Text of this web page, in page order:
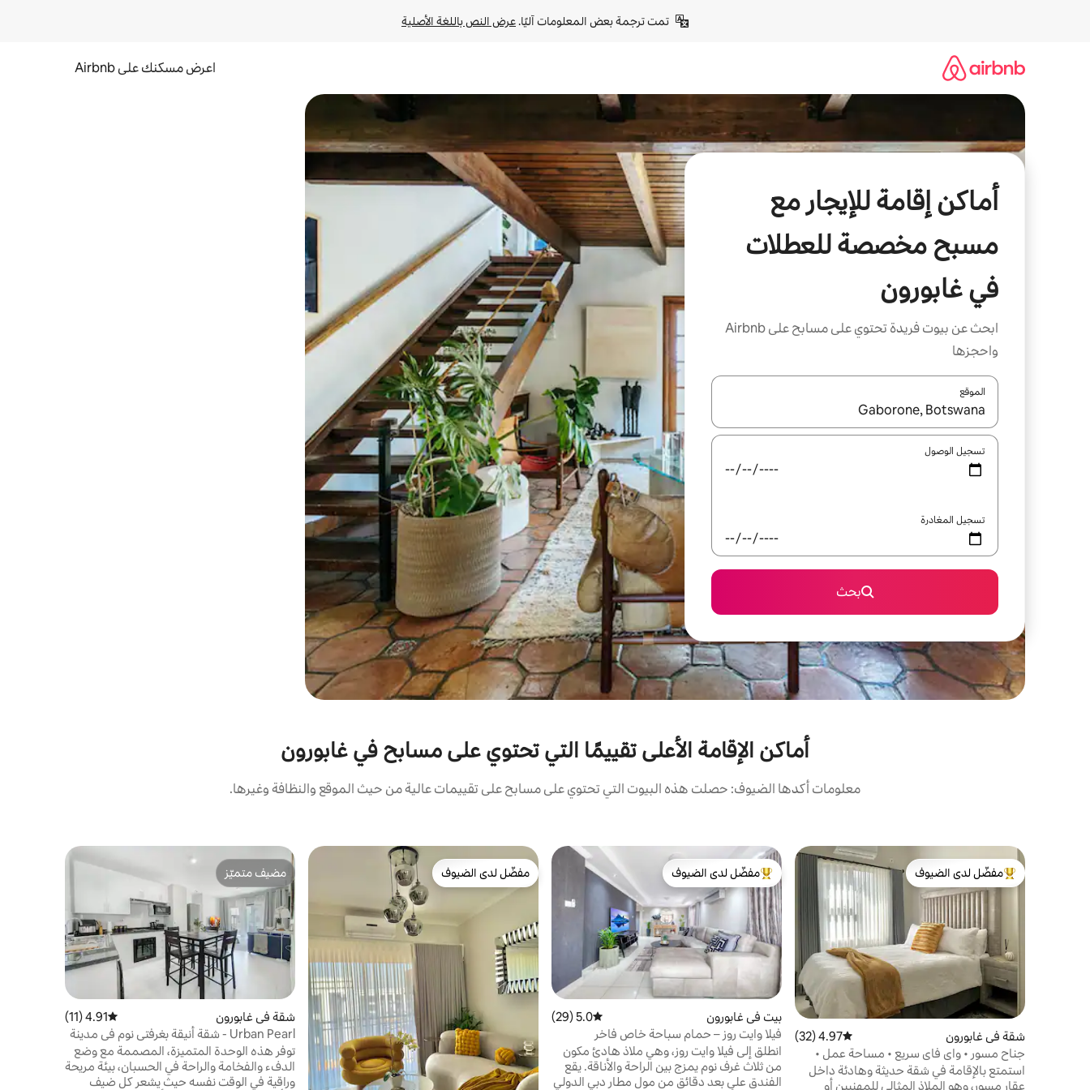
تمت ترجمة بعض المعلومات آليًا. عرض النص باللغة الأصلية
اعرض مسكنك على Airbnb
أماكن إقامة للإيجار مع
مسبح مخصصة للعطلات
في غابورون
ابحث عن بيوت فريدة تحتوي على مسابح على Airbnb
واحجزها
الموقع
عند توفر النتائج، انتقل باستخدام السهمين لأعلى ولأسفل أو استكشف عن طريق اللمس أو السحب.
تسجيل الوصول
تسجيل المغادرة
بحث
أماكن الإقامة الأعلى تقييمًا التي تحتوي على مسابح في غابورون
معلومات أكدها الضيوف: حصلت هذه البيوت التي تحتوي على مسابح على تقييمات عالية من حيث الموقع والنظافة وغيرها.
من أبرز البيوت المفضّلة لدى الضيوف
مفضّل لدى الضيوف
شقة في غابورون متوسط التقييم 4.97 من 5، 32 مراجعات
4.97 (32)
جناح مسور • واي فاي سريع • مساحة عمل •
مول دقيقتين
استمتع بالإقامة في شقة حديثة وهادئة داخل
عقار مسور، وهو الملاذ المثالي للمهنيين أو
من أبرز البيوت المفضّلة لدى الضيوف
مفضّل لدى الضيوف
بيت في غابورون متوسط التقييم 5.0 من 5، 29 مراجعات
5.0 (29)
فيلا وايت روز – حمام سباحة خاص فاخر
للاسترخاء
انطلق إلى فيلا وايت روز، وهي ملاذ هادئ مكون
من ثلاث غرف نوم يمزج بين الراحة والأناقة. يقع
الفندق على بعد دقائق من مول مطار دبي الدولي
مفضّل لدى الضيوف
مفضّل لدى الضيوف
مضيف متميّز
مضيف متميّز
شقة في غابورون متوسط التقييم 4.91 من 5، 11 مراجعات
4.91 (11)
Urban Pearl - شقة أنيقة بغرفتي نوم في مدينة
سارونا
توفر هذه الوحدة المتميزة، المصممة مع وضع
الدفء والفخامة والراحة في الحسبان، بيئة مريحة
وراقية في الوقت نفسه حيث يشعر كل ضيف